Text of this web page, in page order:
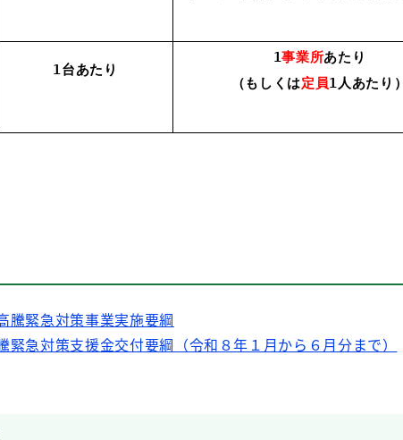
1台あたり
1事業所あたり
（もしくは定員1人あたり）
騰緊急対策事業実施要綱
急対策支援金交付要綱（令和８年１月から６月分まで）